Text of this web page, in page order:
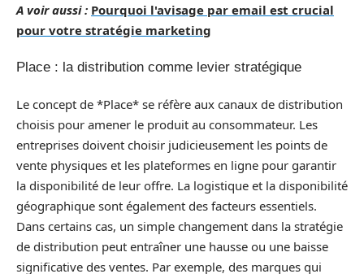
A voir aussi : Pourquoi l'avisage par email est crucial
pour votre stratégie marketing
Place : la distribution comme levier stratégique
Le concept de *Place* se réfère aux canaux de distribution
choisis pour amener le produit au consommateur. Les
entreprises doivent choisir judicieusement les points de
vente physiques et les plateformes en ligne pour garantir
la disponibilité de leur offre. La logistique et la disponibilité
géographique sont également des facteurs essentiels.
Dans certains cas, un simple changement dans la stratégie
de distribution peut entraîner une hausse ou une baisse
significative des ventes. Par exemple, des marques qui